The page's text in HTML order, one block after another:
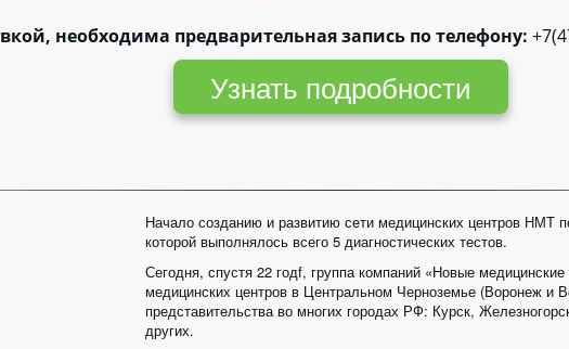
необходима предварительная запись по телефону:
Узнать подробности
Начало созданию и развитию сети медицинских центров НМТ
которой выполнялось всего 5 диагностических тестов.
Сегодня, спустя 22 годf, группа компаний «Новые
медицинских центров в Центральном Черноземье (Воронеж и
представительства во многих городах РФ: Курск,
других.